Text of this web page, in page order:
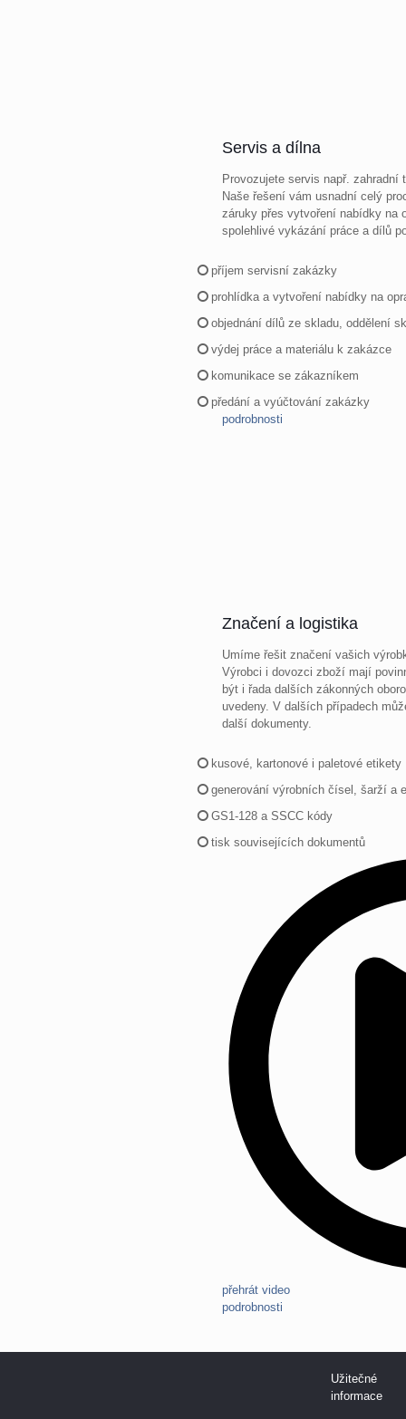
Servis a dílna
Provozujete servis např.
Naše řešení vám usnadní celý
záruky přes vytvoření nabídky na
spolehlivé vykázání práce a dílů
příjem servisní zakázky
prohlídka a vytvoření nabídky na
objednání dílů ze skladu, oddělení
výdej práce a materiálu k zakázce
komunikace se zákazníkem
předání a vyúčtování zakázky
podrobnosti
Značení a logistika
Umíme řešit značení vašich
Výrobci i dovozci zboží mají
být i řada dalších zákonných
uvedeny. V dalších případech
další dokumenty.
kusové, kartonové i paletové etikety
generování výrobních čísel, šarží a
GS1-128 a SSCC kódy
tisk souvisejících dokumentů
přehrát video
podrobnosti
Užitečné
informace